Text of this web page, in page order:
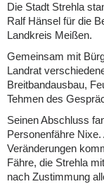
Die Stadt Strehla
Ralf Hänsel für die
Landkreis Meißen.
Gemeinsam mit
Landrat
Breitbandausbau,
Tehmen des
Seinen Abschluss
Personenfähre
Veränderungen
Fähre, die Strehla
nach Zustimmung